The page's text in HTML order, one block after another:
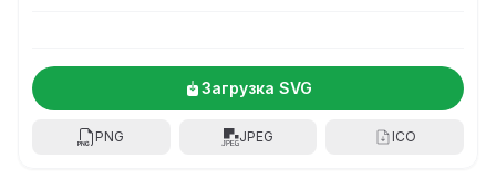
Загрузка SVG
PNG JPEG ICO